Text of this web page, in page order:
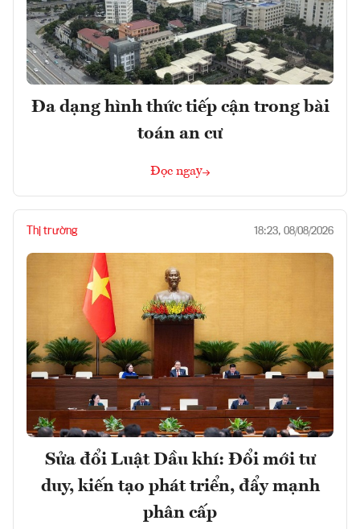
Đa dạng hình thức tiếp cận trong bài
toán an cư
Đọc ngay
Thị trường 18:23, 08/08/2026
Sửa đổi Luật Dầu khí: Đổi mới tư
duy, kiến tạo phát triển, đẩy mạnh
phân cấp